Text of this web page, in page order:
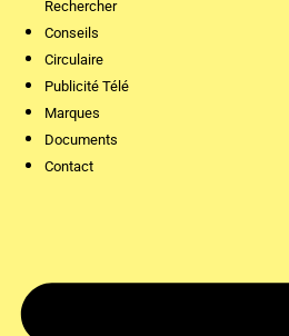
Rechercher
Conseils
Circulaire
Publicité Télé
Marques
Documents
Contact